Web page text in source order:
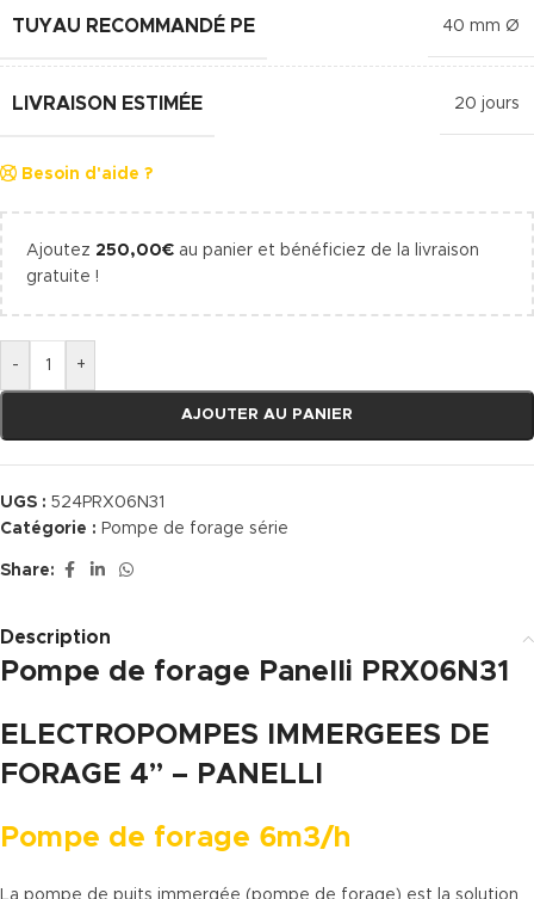
TUYAU RECOMMANDÉ PE 40 mm Ø
LIVRAISON ESTIMÉE 20 jours
Besoin d'aide ?
Ajoutez 250,00€ au panier et bénéficiez de la livraison
gratuite !
- +
AJOUTER AU PANIER
UGS : 524PRX06N31
Catégorie : Pompe de forage série
Share:
Description
Pompe de forage Panelli PRX06N31
ELECTROPOMPES IMMERGEES DE
FORAGE 4” – PANELLI
Pompe de forage 6m3/h
La pompe de puits immergée (pompe de forage) est la solution